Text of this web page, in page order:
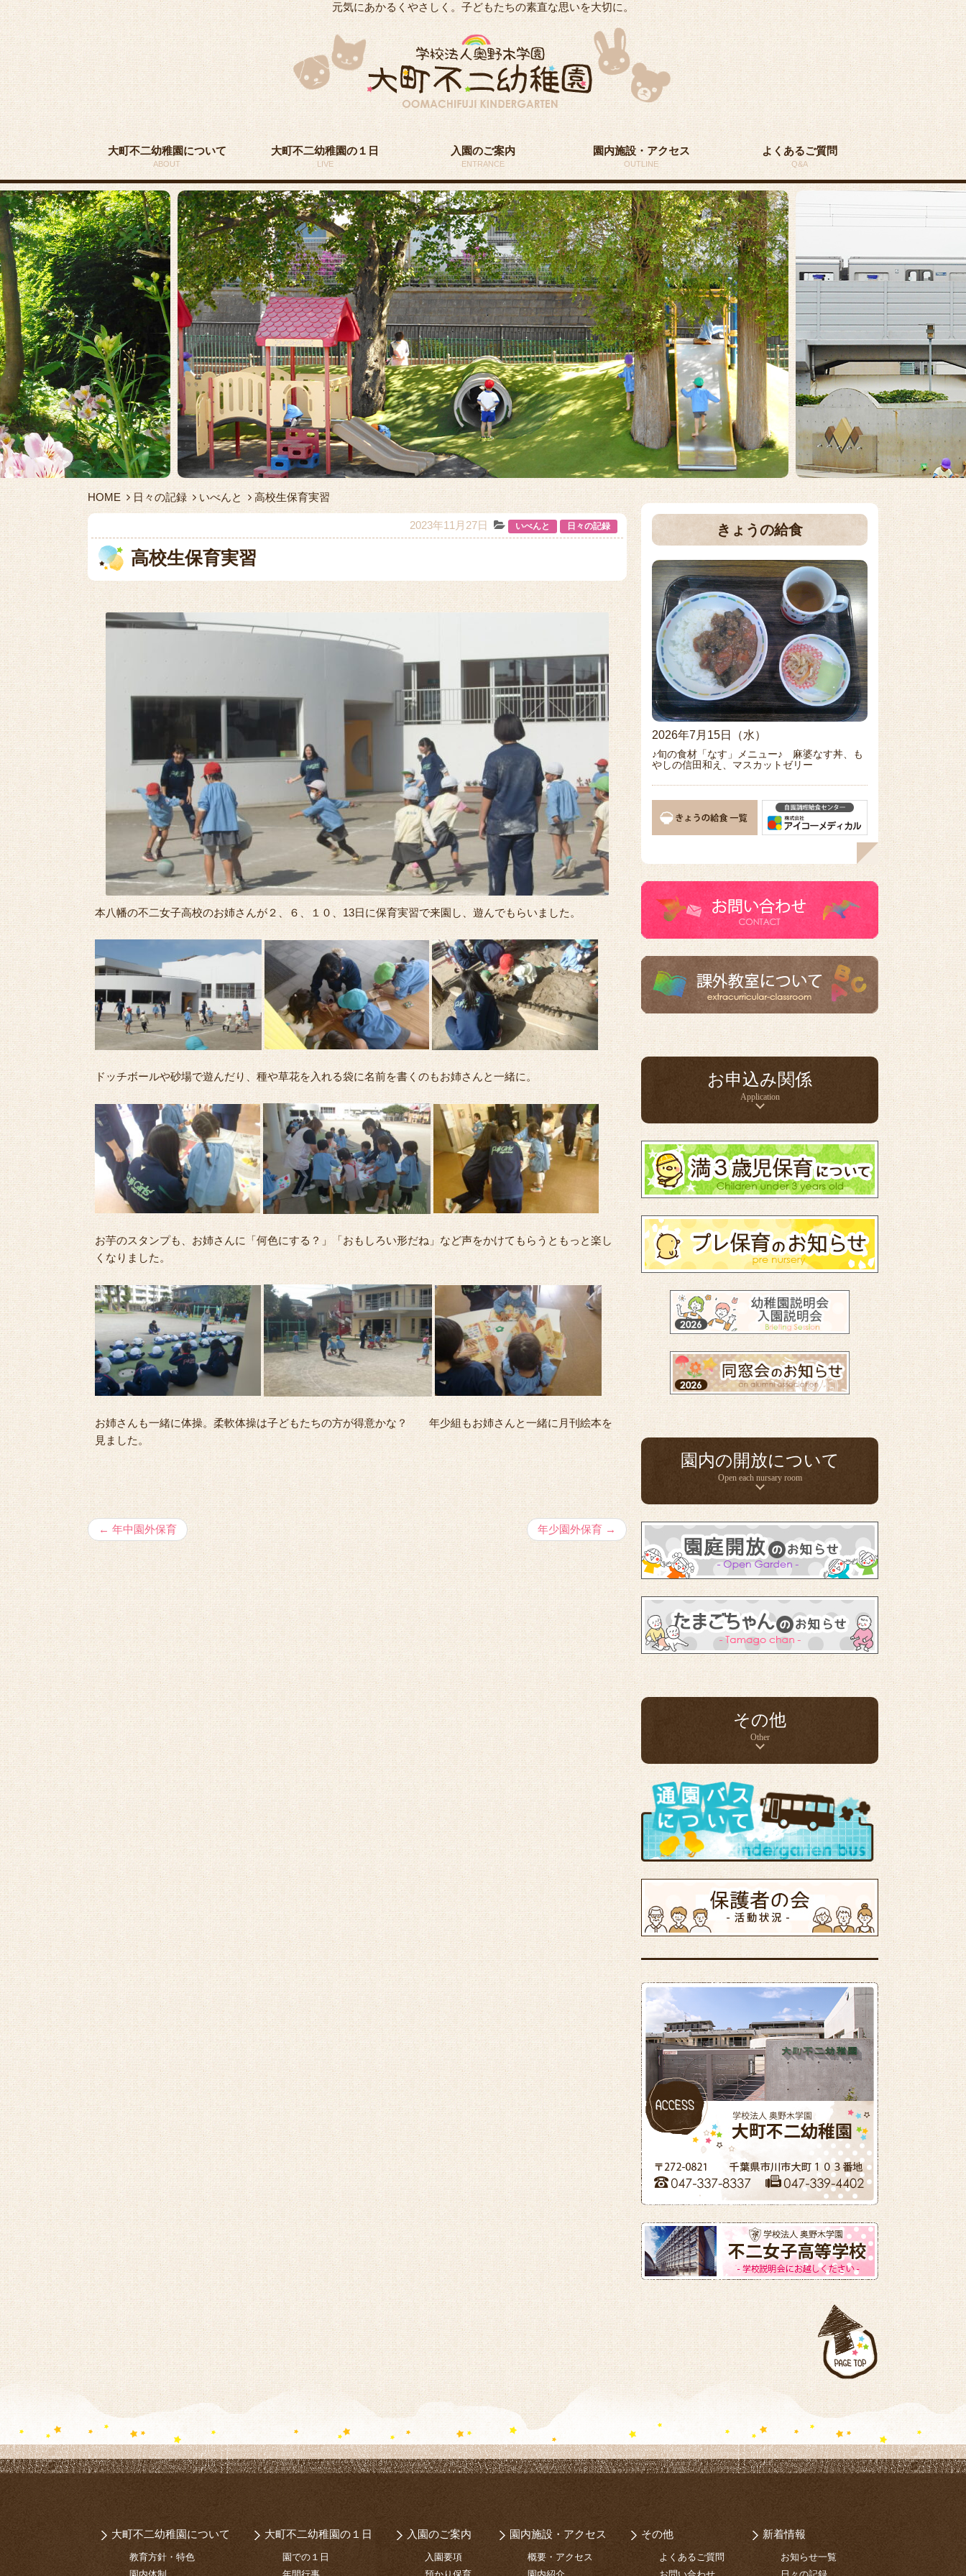
元気にあかるくやさしく。子どもたちの素直な思いを大切に。
大町不二幼稚園について
ABOUT
大町不二幼稚園の１日
LIVE
入園のご案内
ENTRANCE
園内施設・アクセス
OUTLINE
よくあるご質問
Q&A
HOME 日々の記録 いべんと 高校生保育実習
2023年11月27日 いべんと 日々の記録
高校生保育実習
本八幡の不二女子高校のお姉さんが２、６、１０、13日に保育実習で来園し、遊んでもらいました。
ドッチボールや砂場で遊んだり、種や草花を入れる袋に名前を書くのもお姉さんと一緒に。
お芋のスタンプも、お姉さんに「何色にする？」「おもしろい形だね」など声をかけてもらうともっと楽し
くなりました。
お姉さんも一緒に体操。柔軟体操は子どもたちの方が得意かな？ 年少組もお姉さんと一緒に月刊絵本を
見ました。
← 年中園外保育 年少園外保育 →
きょうの給食
2026年7月15日（水）
♪旬の食材「なす」メニュー♪ 麻婆なす丼、も
やしの信田和え、マスカットゼリー
お申込み関係
Application
園内の開放について
Open each nursary room
その他
Other
大町不二幼稚園について
教育方針・特色
大町不二幼稚園の１日
園での１日
入園のご案内
入園要項
園内施設・アクセス
概要・アクセス
その他
よくあるご質問
新着情報
お知らせ一覧